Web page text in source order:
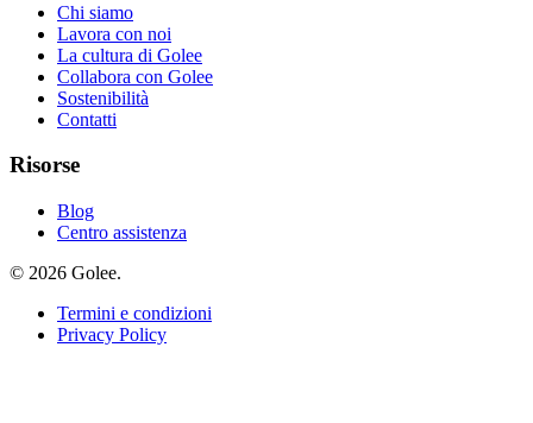
Chi siamo
Lavora con noi
La cultura di Golee
Collabora con Golee
Sostenibilità
Contatti
Risorse
Blog
Centro assistenza
© 2026 Golee.
Termini e condizioni
Privacy Policy